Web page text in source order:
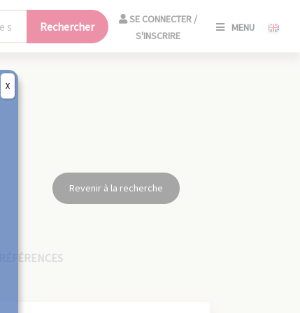
Rechercher
SE CONNECTER /
S'INSCRIRE
MENU
Revenir à la recherche
RÉFÉRENCES
X